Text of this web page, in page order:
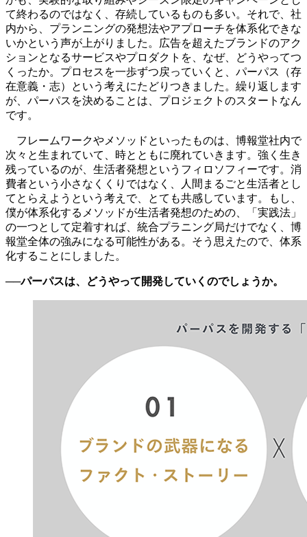
て終わるのではなく、存続しているものも多い。それで、社
内から、プランニングの発想法やアプローチを体系化できな
いかという声が上がりました。広告を超えたブランドのアク
ションとなるサービスやプロダクトを、なぜ、どうやってつ
くったか。プロセスを一歩ずつ戻っていくと、パーパス（存
在意義・志）という考えにたどりつきました。繰り返します
が、パーパスを決めることは、プロジェクトのスタートなん
です。
フレームワークやメソッドといったものは、博報堂社内で
次々と生まれていて、時とともに廃れていきます。強く生き
残っているのが、生活者発想というフィロソフィーです。消
費者という小さなくくりではなく、人間まるごと生活者とし
てとらえようという考えで、とても共感しています。もし、
僕が体系化するメソッドが生活者発想のための、「実践法」
の一つとして定着すれば、統合プラニング局だけでなく、博
報堂全体の強みになる可能性がある。そう思えたので、体系
化することにしました。
──パーパスは、どうやって開発していくのでしょうか。